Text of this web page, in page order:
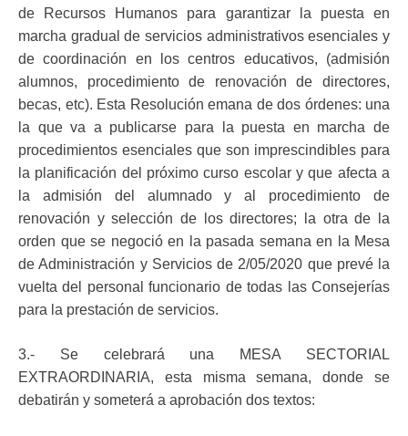
de Recursos Humanos para garantizar la puesta en
marcha gradual de servicios administrativos esenciales y
de coordinación en los centros educativos, (admisión
alumnos, procedimiento de renovación de directores,
becas, etc). Esta Resolución emana de dos órdenes: una
la que va a publicarse para la puesta en marcha de
procedimientos esenciales que son imprescindibles para
la planificación del próximo curso escolar y que afecta a
la admisión del alumnado y al procedimiento de
renovación y selección de los directores; la otra de la
orden que se negoció en la pasada semana en la Mesa
de Administración y Servicios de 2/05/2020 que prevé la
vuelta del personal funcionario de todas las Consejerías
para la prestación de servicios.
3.- Se celebrará una MESA SECTORIAL
EXTRAORDINARIA, esta misma semana, donde se
debatirán y someterá a aprobación dos textos: